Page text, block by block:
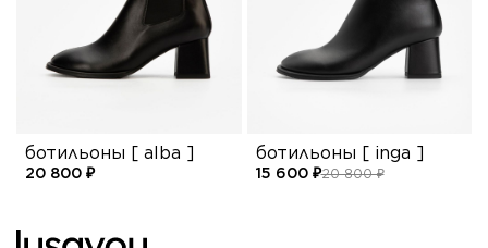
ботильоны [ alba ]
20 800 ₽
ботильоны [ inga ]
15 600 ₽20 800 ₽